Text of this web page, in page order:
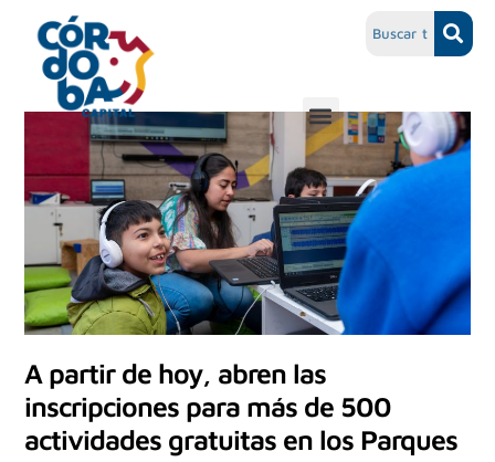
A partir de hoy, abren las
inscripciones para más de 500
actividades gratuitas en los Parques